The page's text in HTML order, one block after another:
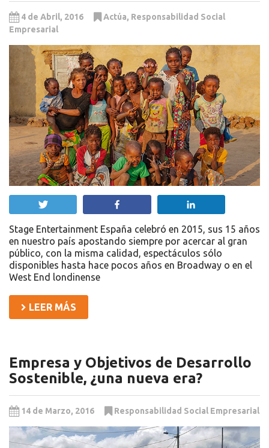
4 de Abril, 2016 Actúa, Responsabilidad Social
Empresarial
Stage Entertainment España celebró en 2015, sus 15 años
en nuestro país apostando siempre por acercar al gran
público, con la misma calidad, espectáculos sólo
disponibles hasta hace pocos años en Broadway o en el
West End londinense
LEER MÁS
Empresa y Objetivos de Desarrollo
Sostenible, ¿una nueva era?
14 de Marzo, 2016 Responsabilidad Social Empresarial